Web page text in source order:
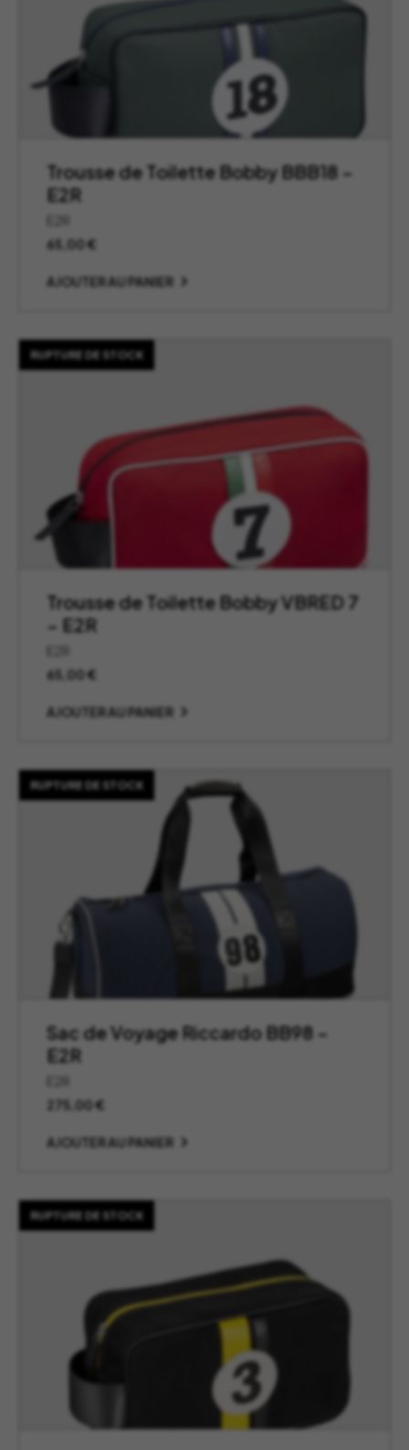
Trousse de Toilette Bobby BBB18 –
E2R
65,00€
AJOUTER AU PANIER
RUPTURE DE STOCK
Trousse de Toilette Bobby VBRED 7
– E2R
65,00€
AJOUTER AU PANIER
RUPTURE DE STOCK
Sac de Voyage Riccardo BB98 –
E2R
275,00€
AJOUTER AU PANIER
RUPTURE DE STOCK